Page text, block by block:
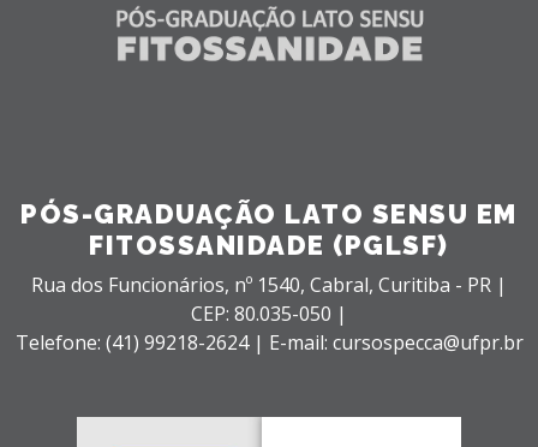
PÓS-GRADUAÇÃO LATO SENSU EM
FITOSSANIDADE (PGLSF)
Rua dos Funcionários, nº 1540, Cabral, Curitiba - PR |
CEP: 80.035-050 |
Telefone: (41) 99218-2624 | E-mail: cursospecca@ufpr.br